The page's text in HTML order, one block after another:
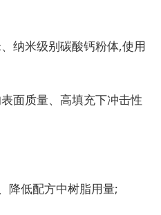
纳米级别碳酸钙粉体,使用
面质量、高填充下冲击性
降低配方中树脂用量;